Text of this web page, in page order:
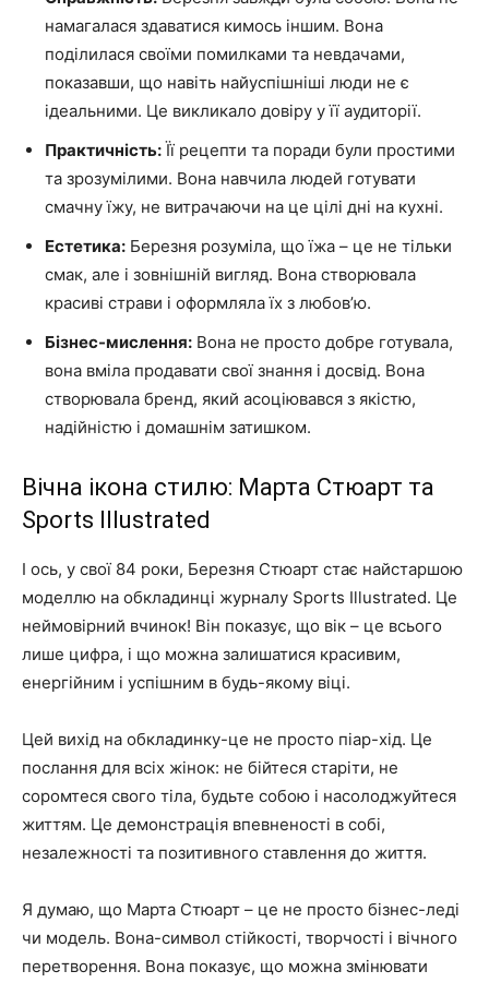
намагалася здаватися кимось іншим. Вона
поділилася своїми помилками та невдачами,
показавши, що навіть найуспішніші люди не є
ідеальними. Це викликало довіру у її аудиторії.
Практичність:Її рецепти та поради були простими
та зрозумілими. Вона навчила людей готувати
смачну їжу, не витрачаючи на це цілі дні на кухні.
Естетика: Березня розуміла, що їжа – це не тільки
смак, але і зовнішній вигляд. Вона створювала
красиві страви і оформляла їх з любов’ю.
Бізнес-мислення: Вона не просто добре готувала,
вона вміла продавати свої знання і досвід. Вона
створювала бренд, який асоціювався з якістю,
надійністю і домашнім затишком.
Вічна ікона стилю: Марта Стюарт та
Sports Illustrated
І ось, у свої 84 роки, Березня Стюарт стає найстаршою
моделлю на обкладинці журналу Sports Illustrated. Це
неймовірний вчинок! Він показує, що вік – це всього
лише цифра, і що можна залишатися красивим,
енергійним і успішним в будь-якому віці.
Цей вихід на обкладинку-це не просто піар-хід. Це
послання для всіх жінок: не бійтеся старіти, не
соромтеся свого тіла, будьте собою і насолоджуйтеся
життям. Це демонстрація впевненості в собі,
незалежності та позитивного ставлення до життя.
Я думаю, що Марта Стюарт – це не просто бізнес-леді
чи модель. Вона-символ стійкості, творчості і вічного
перетворення. Вона показує, що можна змінювати